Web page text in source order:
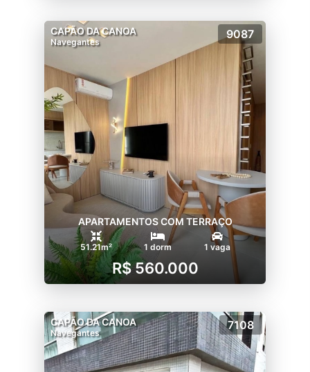
CAPÃO DA CANOA
Navegantes
9087
APARTAMENTOS COM TERRAÇO
51.21m² 1 dorm 1 vaga
R$ 560.000
CAPÃO DA CANOA
Navegantes
7108